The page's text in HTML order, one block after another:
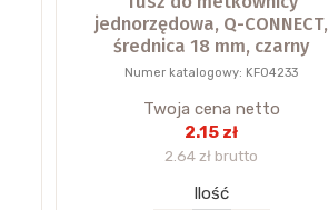
jednorzędowa, Q-CONNECT,
średnica 18 mm, czarny
Numer katalogowy: KF04233
Twoja cena netto
2.15 zł
2.64 zł brutto
Ilość